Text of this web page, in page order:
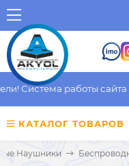
Система работы сайта
КАТАЛОГ ТОВАРОВ
Наушники